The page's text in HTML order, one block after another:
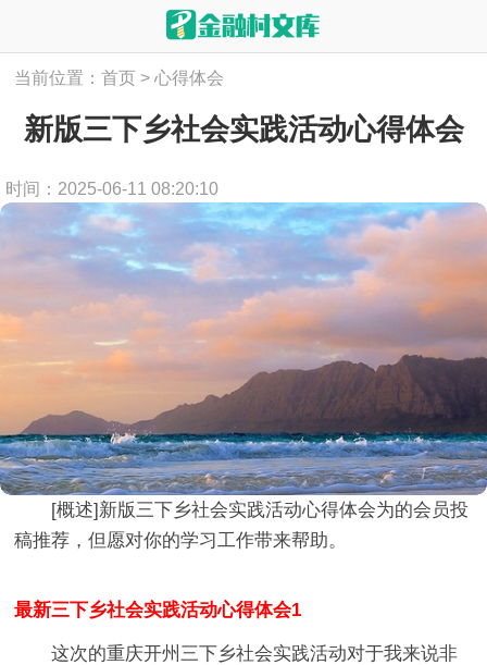
当前位置：首页 > 心得体会
新版三下乡社会实践活动心得体会
时间：2025-06-11 08:20:10
[概述]新版三下乡社会实践活动心得体会为的会员投
稿推荐，但愿对你的学习工作带来帮助。
最新三下乡社会实践活动心得体会1
这次的重庆开州三下乡社会实践活动对于我来说非